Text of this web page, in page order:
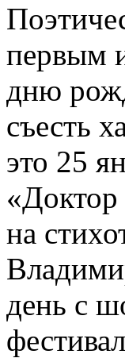
первым
дню
съесть
это 25
на
день с